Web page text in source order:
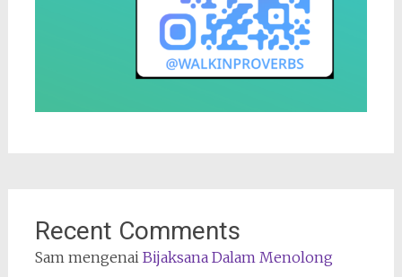
Recent Comments
Sammengenai Bijaksana Dalam Menolong